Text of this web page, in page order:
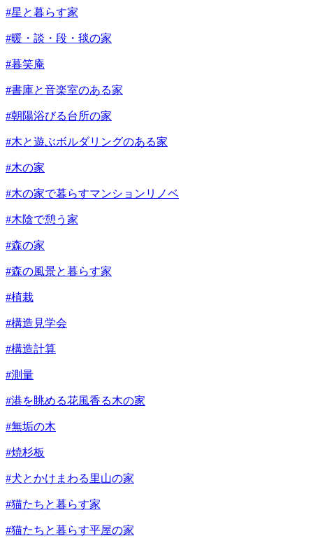
#星と暮らす家
#暖・談・段・毯の家
#暮笑庵
#書庫と音楽室のある家
#朝陽浴びる台所の家
#木と遊ぶボルダリングのある家
#木の家
#木の家で暮らすマンションリノベ
#木陰で憩う家
#森の家
#森の風景と暮らす家
#植栽
#構造見学会
#構造計算
#測量
#港を眺める花風香る木の家
#無垢の木
#焼杉板
#犬とかけまわる里山の家
#猫たちと暮らす家
#猫たちと暮らす平屋の家